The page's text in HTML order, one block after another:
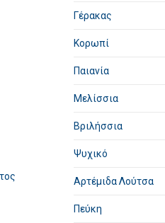
Γέρακας
Κορωπί
Παιανία
Μελίσσια
Βριλήσσια
Ψυχικό
Αρτέμιδα Λούτσα
Πεύκη